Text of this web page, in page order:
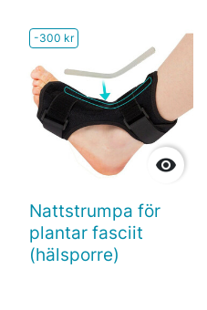
-300 kr

Nattstrumpa för
plantar fasciit
(hälsporre)